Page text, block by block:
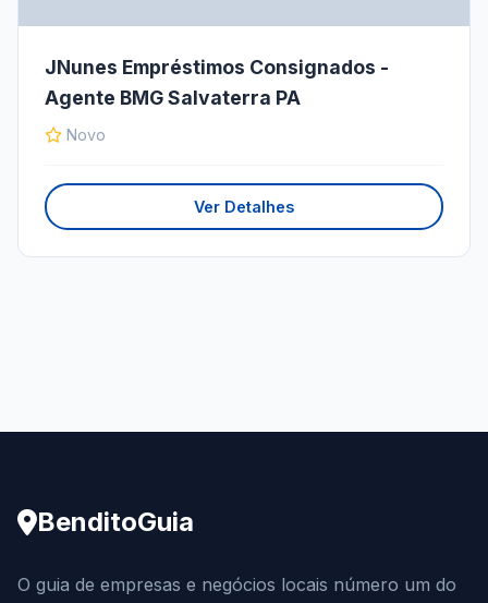
JNunes Empréstimos Consignados -
Agente BMG Salvaterra PA
Novo
Ver Detalhes
BenditoGuia
O guia de empresas e negócios locais número um do